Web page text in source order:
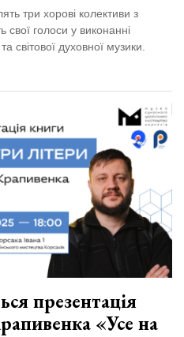
три хорові колективи з
свої голоси у виконанні
світової духовної музики.
презентація
«Усе на